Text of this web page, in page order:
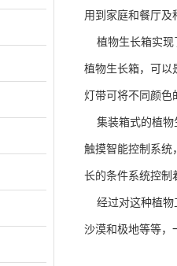
用到家庭和餐厅及
植物生长箱实现
植物生长箱，可以
灯带可将不同颜色
集装箱式的植物
触摸智能控制系统
长的条件系统控制
经过对这种植物
沙漠和极地等等，